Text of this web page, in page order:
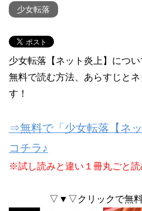
少女転落
少女転落【ネット炎上】につい
無料で読む方法、あらすじと
す！
⇒無料で「少女転落【ネ
コチラ♪
※試し読みと違い１冊丸ごと読
▽▼▽クリックで無